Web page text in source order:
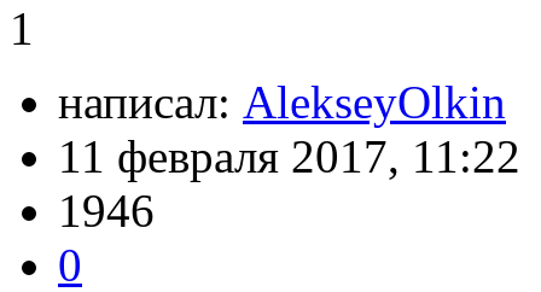
1
написал: AlekseyOlkin
11 февраля 2017, 11:22
1946
0